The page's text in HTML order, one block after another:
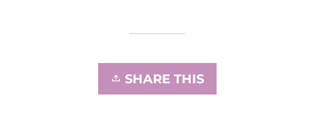
SHARE THIS